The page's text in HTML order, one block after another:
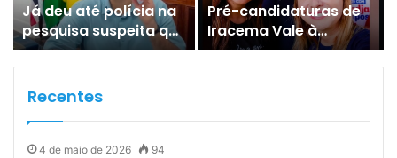
Já deu até polícia na
pesquisa suspeita que
põe Braide nas
alturas…
Pré-candidaturas de
Iracema Vale à
Câmara Federal e de
Maedja Campos à
Benedito do Rio Preto.
Recentes
4 de maio de 2026 94